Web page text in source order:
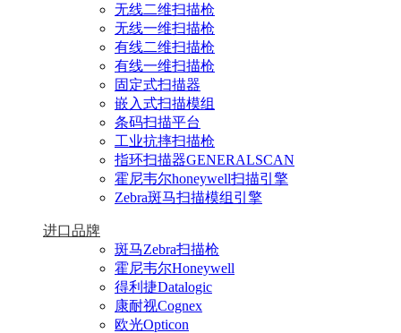
无线二维扫描枪
无线一维扫描枪
有线二维扫描枪
有线一维扫描枪
固定式扫描器
嵌入式扫描模组
条码扫描平台
工业抗摔扫描枪
指环扫描器GENERALSCAN
霍尼韦尔honeywell扫描引擎
Zebra斑马扫描模组引擎
进口品牌
斑马Zebra扫描枪
霍尼韦尔Honeywell
得利捷Datalogic
康耐视Cognex
欧光Opticon